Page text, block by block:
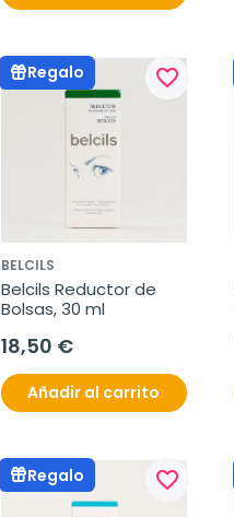
Regalo favorite_border
BELCILS
Belcils Reductor de
Bolsas, 30 ml
18,50 €
Añadir al carrito
Regalo favorite_border